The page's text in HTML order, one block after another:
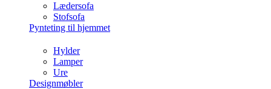
Lædersofa
Stofsofa
Pynteting til hjemmet
Hylder
Lamper
Ure
Designmøbler